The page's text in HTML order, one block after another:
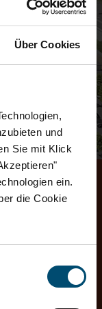
Über Cookies
und
Sie mit Klick
ein.
die Cookie
verkaufen?
bei der